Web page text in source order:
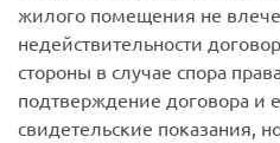
жилого помещения не
недействительности
стороны в случае спора
подтверждение договора и
свидетельские показания,